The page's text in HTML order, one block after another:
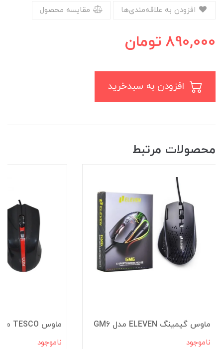
مقایسه محصول
890,000 تومان
محصولات مرتبط
ماوس گیمینگ ELEVEN مدل GM6
ناموجود
ماوس TESCO مدل TM 289
ناموجود